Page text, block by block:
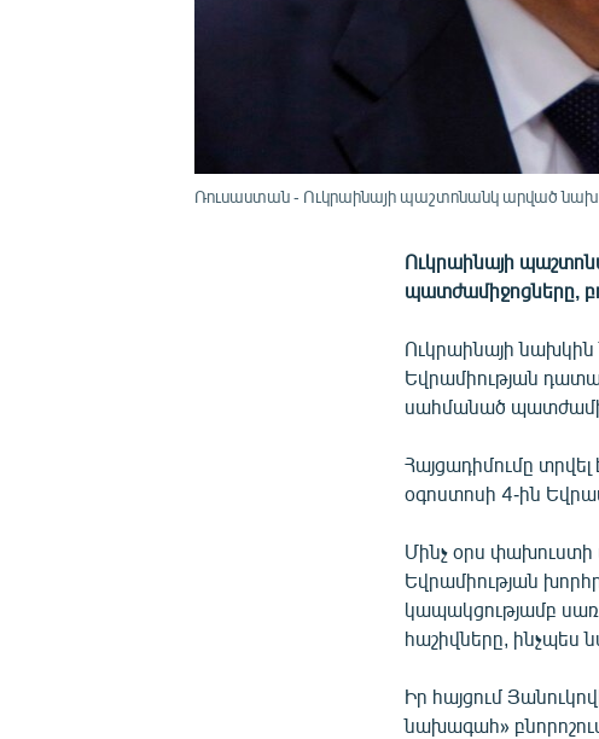
Ռուսաստան - Ուկրաինայի պաշտոնանկ արված
Ուկրաինայի
պատժամիջոցները,
Ուկրաինայի նախկին
Եվրամիության
սահմանած
Հայցադիմումը
օգոստոսի 4-ին
Մինչ օրս փախուստի
Եվրամիության
կապակցությամբ
հաշիվները, ինչպես
Իր հայցում
նախագահ»